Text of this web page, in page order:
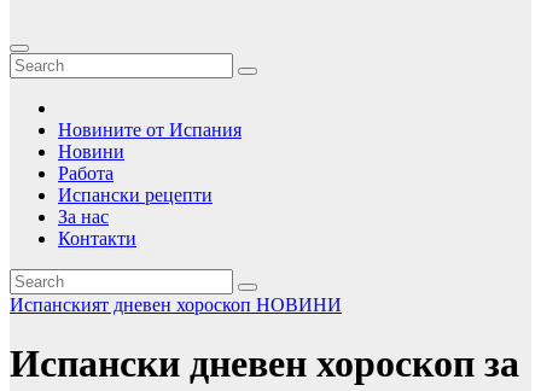
Новините от Испания
Новини
Работа
Испански рецепти
За нас
Контакти
Испанският дневен хороскоп НОВИНИ
Испански дневен хороскоп за